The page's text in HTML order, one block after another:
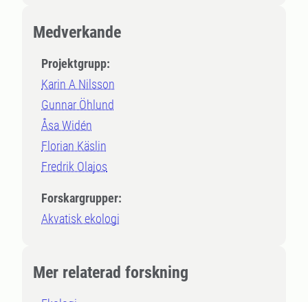
Medverkande
Projektgrupp:
Karin A Nilsson
Gunnar Öhlund
Åsa Widén
Florian Käslin
Fredrik Olajos
Forskargrupper:
Akvatisk ekologi
Mer relaterad forskning